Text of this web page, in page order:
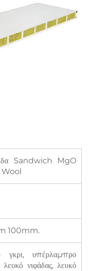
Sandwich MgO
100mm.
γκρι, υπέρλαμπρο
λευκό νιφάδας, λευκό